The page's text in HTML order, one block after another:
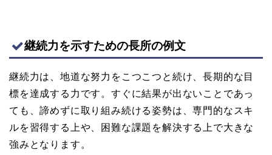
継続力を示すための長所の例文
継続力は、地道な努力をこつこつと続け、長期的な目
標を達成する力です。すぐに結果が出ないことであっ
ても、諦めずに取り組み続ける姿勢は、専門的なスキ
ルを習得する上や、困難な課題を解決する上で大きな
強みとなります。